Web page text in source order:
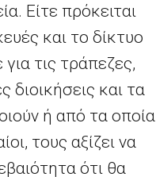
Είτε πρόκειται
και το δίκτυο
τις τράπεζες,
διοικήσεις και τα
ή από τα οποία
τους αξίζει να
ότι θα